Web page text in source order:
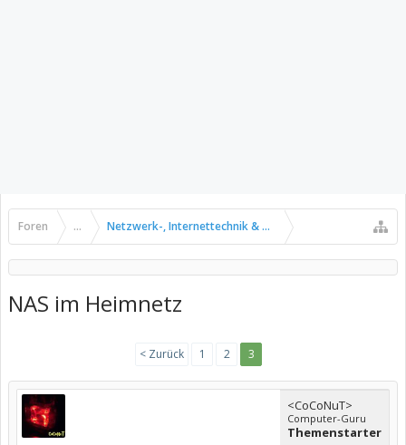
Foren ... Netzwerk-, Internettechnik & Kommunikation
NAS im Heimnetz
< Zurück 1 2 3
<CoCoNuT>
Computer-Guru
Themenstarter